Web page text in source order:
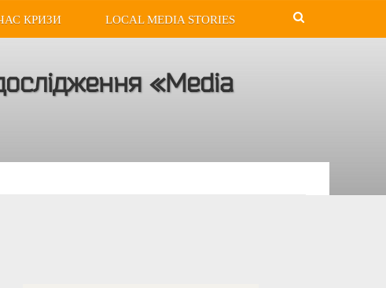
КРИЗИ LOCAL MEDIA STORIES
«Media